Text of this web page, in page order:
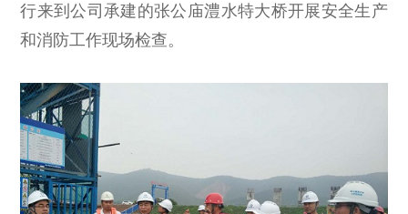
行来到公司承建的张公庙澧水特大桥开展安全生产
和消防工作现场检查。